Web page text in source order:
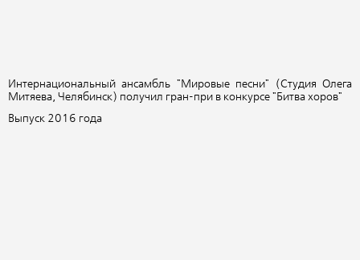
Интернациональный ансамбль "Мировые песни" (Студия Олега
Митяева, Челябинск) получил гран-при в конкурсе "Битва хоров"
Выпуск 2016 года